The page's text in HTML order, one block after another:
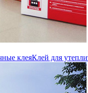
клеяКлей для